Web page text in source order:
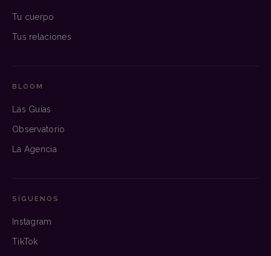
Tu cuerpo
Tus relaciones
BLOOM
Las Guías
Observatorio
La Agencia
SÍGUENOS
Instagram
TikTok